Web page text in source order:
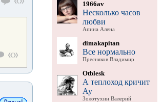
1966av
Несколько часов
любви
Апина Алена
dimakapitan
Все нормально
Пресняков Владимир
Otblesk
А теплоход кричит
Ау
Золотухин Валерий